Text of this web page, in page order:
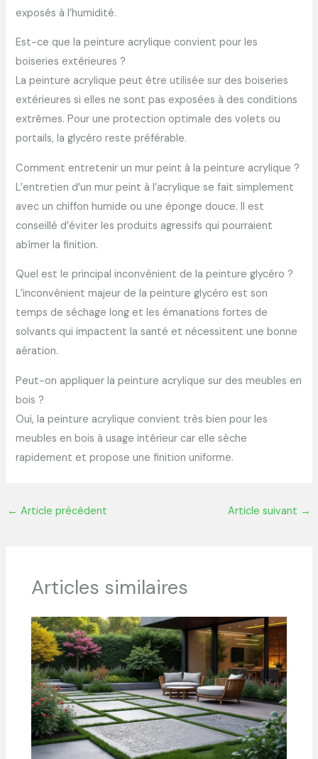
exposés à l’humidité.
Est-ce que la peinture acrylique convient pour les
boiseries extérieures ?
La peinture acrylique peut être utilisée sur des boiseries
extérieures si elles ne sont pas exposées à des conditions
extrêmes. Pour une protection optimale des volets ou
portails, la glycéro reste préférable.
Comment entretenir un mur peint à la peinture acrylique ?
L’entretien d’un mur peint à l’acrylique se fait simplement
avec un chiffon humide ou une éponge douce. Il est
conseillé d’éviter les produits agressifs qui pourraient
abîmer la finition.
Quel est le principal inconvénient de la peinture glycéro ?
L’inconvénient majeur de la peinture glycéro est son
temps de séchage long et les émanations fortes de
solvants qui impactent la santé et nécessitent une bonne
aération.
Peut-on appliquer la peinture acrylique sur des meubles en
bois ?
Oui, la peinture acrylique convient très bien pour les
meubles en bois à usage intérieur car elle sèche
rapidement et propose une finition uniforme.
← Article précédent Article suivant →
Articles similaires